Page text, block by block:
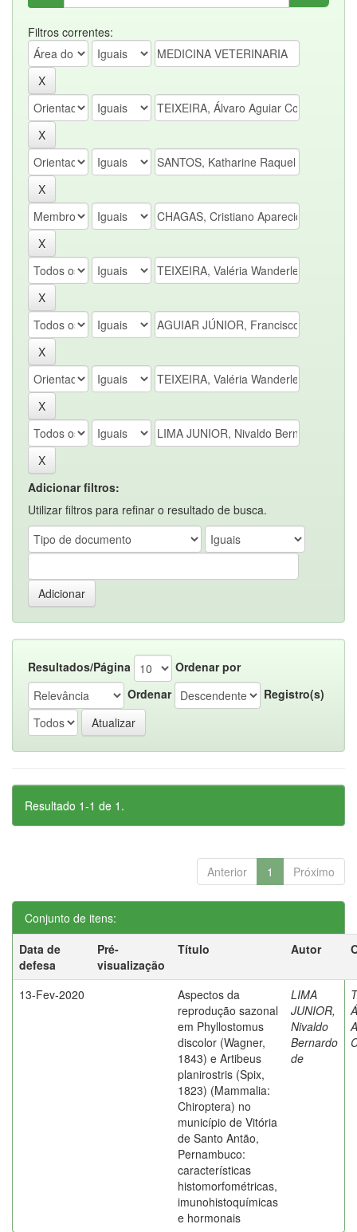
Filtros correntes:
Adicionar filtros:
Utilizar filtros para refinar o resultado de busca.
Resultados/Página
Ordenar por
Ordenar
Registro(s)
Resultado 1-1 de 1.
Anterior 1 Próximo
Conjunto de itens:
Data de
defesa
Pré-
visualização
Título Autor
13-Fev-2020
Aspectos da
reprodução sazonal
em Phyllostomus
discolor (Wagner,
1843) e Artibeus
planirostris (Spix,
1823) (Mammalia:
Chiroptera) no
município de Vitória
de Santo Antão,
Pernambuco:
características
histomorfométricas,
imunohistoquímicas
e hormonais
LIMA
JUNIOR,
Nivaldo
Bernardo
de